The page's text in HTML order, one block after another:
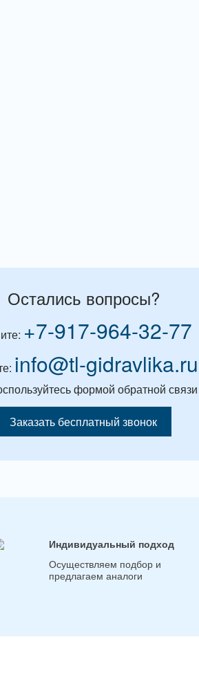
Остались вопросы?
+7-917-964-32-77
info@tl-gidravlika.ru
формой обратной связи
Заказать бесплатный звонок
Индивидуальный подход
Осуществляем подбор и
предлагаем аналоги